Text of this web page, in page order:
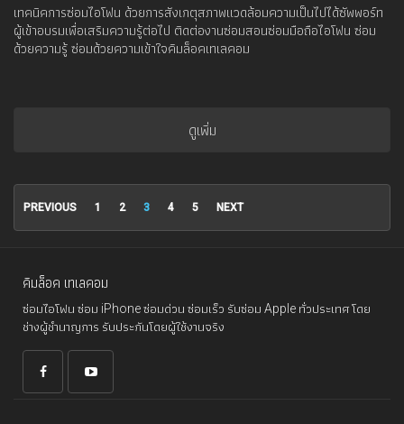
ไปได้
เทคนิคการซ่อมไอโฟน ด้วยการสังเกตุสภาพแวดล้อมความเป็นไปได้ซัพพอร์ท
ผู้เข้าอบรมเพื่อเสริมความรู้ต่อไป ติดต่องานซ่อมสอนซ่อมมือถือไอโฟน ซ่อม
ด้วยความรู้ ซ่อมด้วยความเข้าใจคิมล็อคเทเลคอม
ดูเพิ่ม
PREVIOUS 1 2 3 4 5 NEXT
คิมล็อค เทเลคอม
ซ่อมไอโฟน ซ่อม iPhone ซ่อมด่วน ซ่อมเร็ว รับซ่อม Apple ทั่วประเทศ โดย
ช่างผู้ชำนาญการ รับประกันโดยผู้ใช้งานจริง